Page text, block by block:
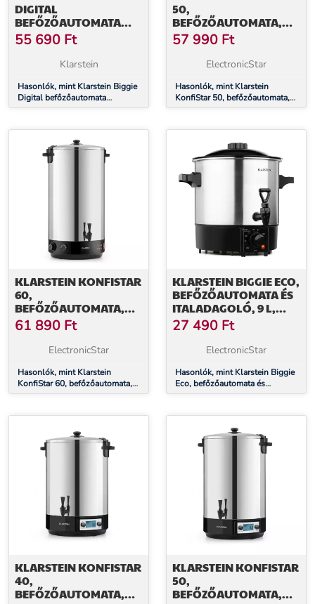
DIGITAL
BEFŐZŐAUTOMATA
ITALADAGOLÓ
ELEKTROMOS 27L 2000
W ROZSDAMENTES
55 690 Ft
Klarstein
Hasonlók, mint Klarstein Biggie
Digital befőzőautomata
italadagoló elektromos 27L
50,
BEFŐZŐAUTOMATA,
ITALADAGOLÓ, 50 L,
100 °C, 120 PERC,
ROZSDAMENTES ACÉL
57 990 Ft
ElectronicStar
Hasonlók, mint Klarstein
KonfiStar 50, befőzőautomata,
italadagoló, 50 l, 100 °C, 120
KLARSTEIN KONFISTAR
60,
BEFŐZŐAUTOMATA,
ITALADAGOLÓ, 60 L,
2500 W, 100 °C, 120
PERC, ROZSDAMENTES
61 890 Ft
ElectronicStar
Hasonlók, mint Klarstein
KonfiStar 60, befőzőautomata,
italadagoló, 60 l, 2500 W, 100
KLARSTEIN BIGGIE ECO,
BEFŐZŐAUTOMATA ÉS
ITALADAGOLÓ, 9 L,
1000 W, 30–100 ° C,
CSAP
27 490 Ft
ElectronicStar
Hasonlók, mint Klarstein Biggie
Eco, befőzőautomata és
italadagoló, 9 l, 1000 W, 30–
KLARSTEIN KONFISTAR
40,
BEFŐZŐAUTOMATA,
KLARSTEIN KONFISTAR
50,
BEFŐZŐAUTOMATA,